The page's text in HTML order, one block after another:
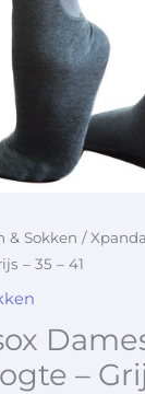
& Sokken /
– 35 – 41
–